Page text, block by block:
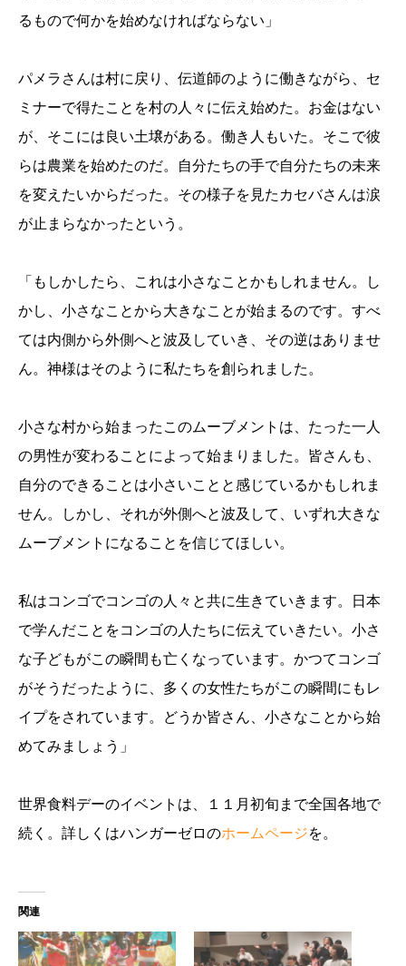
るもので何かを始めなければならない」
パメラさんは村に戻り、伝道師のように働きながら、セ
ミナーで得たことを村の人々に伝え始めた。お金はない
が、そこには良い土壌がある。働き人もいた。そこで彼
らは農業を始めたのだ。自分たちの手で自分たちの未来
を変えたいからだった。その様子を見たカセバさんは涙
が止まらなかったという。
「もしかしたら、これは小さなことかもしれません。し
かし、小さなことから大きなことが始まるのです。すべ
ては内側から外側へと波及していき、その逆はありませ
ん。神様はそのように私たちを創られました。
小さな村から始まったこのムーブメントは、たった一人
の男性が変わることによって始まりました。皆さんも、
自分のできることは小さいことと感じているかもしれま
せん。しかし、それが外側へと波及して、いずれ大きな
ムーブメントになることを信じてほしい。
私はコンゴでコンゴの人々と共に生きていきます。日本
で学んだことをコンゴの人たちに伝えていきたい。小さ
な子どもがこの瞬間も亡くなっています。かつてコンゴ
がそうだったように、多くの女性たちがこの瞬間にもレ
イプをされています。どうか皆さん、小さなことから始
めてみましょう」
世界食料デーのイベントは、１１月初旬まで全国各地で
続く。詳しくはハンガーゼロのホームページを。
関連